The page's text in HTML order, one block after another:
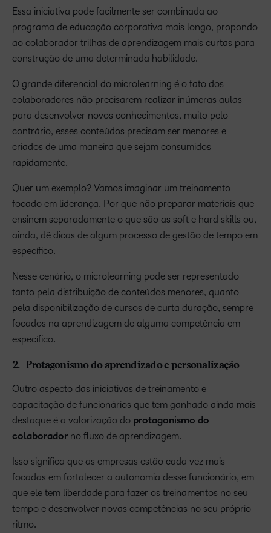
Essa iniciativa pode facilmente ser combinada ao
programa de educação corporativa mais longo, propondo
ao colaborador trilhas de aprendizagem mais curtas para
construção de uma determinada habilidade.
O grande diferencial do microlearning é o fato dos
colaboradores não precisarem realizar inúmeras aulas
para desenvolver novos conhecimentos, muito pelo
contrário, esses conteúdos precisam ser menores e
criados de uma maneira que sejam consumidos
rapidamente.
Quer um exemplo? Vamos imaginar um treinamento
focado em liderança. Por que não preparar materiais que
ensinem separadamente o que são as soft e hard skills ou,
ainda, dê dicas de algum processo de gestão de tempo em
específico.
Nesse cenário, o microlearning pode ser representado
tanto pela distribuição de conteúdos menores, quanto
pela disponibilização de cursos de curta duração, sempre
focados na aprendizagem de alguma competência em
específico.
2. Protagonismo do aprendizado e personalização
Outro aspecto das iniciativas de treinamento e
capacitação de funcionários que tem ganhado ainda mais
destaque é a valorização do protagonismo do
colaborador no fluxo de aprendizagem.
Isso significa que as empresas estão cada vez mais
focadas em fortalecer a autonomia desse funcionário, em
que ele tem liberdade para fazer os treinamentos no seu
tempo e desenvolver novas competências no seu próprio
ritmo.